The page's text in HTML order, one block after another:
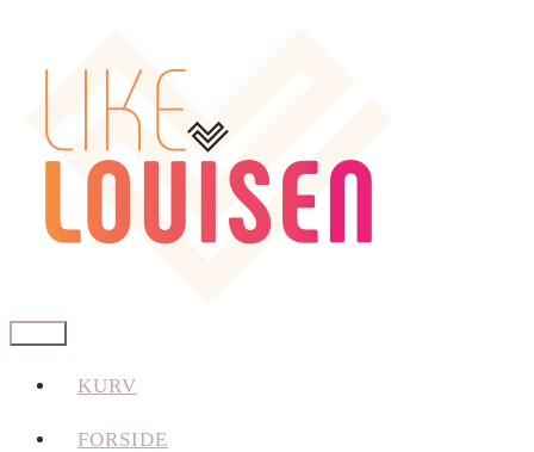
KURV
FORSIDE